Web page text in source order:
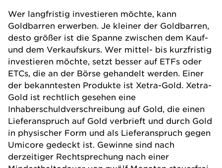
Wer langfristig investieren möchte, kann
Goldbarren erwerben. Je kleiner der Goldbarren,
desto größer ist die Spanne zwischen dem Kauf-
und dem Verkaufskurs. Wer mittel- bis kurzfristig
investieren möchte, setzt besser auf ETFs oder
ETCs, die an der Börse gehandelt werden. Einer
der bekanntesten Produkte ist Xetra-Gold. Xetra-
Gold ist rechtlich gesehen eine
Inhaberschuldverschreibung auf Gold, die einen
Lieferanspruch auf Gold verbrieft und durch Gold
in physischer Form und als Lieferanspruch gegen
Umicore gedeckt ist. Gewinne sind nach
derzeitiger Rechtsprechung nach einer